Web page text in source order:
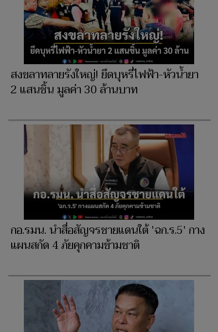
สงขลาทลายรังใหญ่! ยึดบุหรี่ไฟฟ้า-หัวน้ำยา
2 แสนชิ้น มูลค่า 30 ล้านบาท
กอ.รมน. นำสื่อสัญจรชายแดนใต้ 'ฉก.ร.5' กาง
แผนสกัด 4 ภัยคุกคามข้ามชาติ